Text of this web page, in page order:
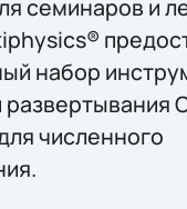
семинаров и
набор
развертывания
численного